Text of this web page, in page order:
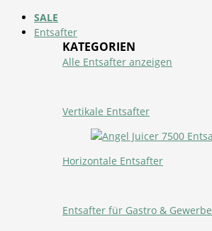
SALE
Entsafter
KATEGORIEN
Alle Entsafter anzeigen
Vertikale Entsafter
Horizontale Entsafter
Entsafter für Gastro & Gewerbe